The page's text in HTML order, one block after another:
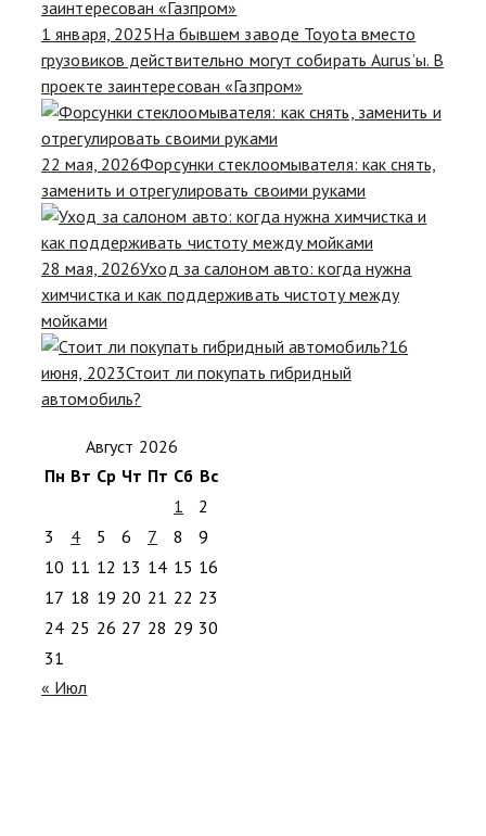
1 января, 2025На бывшем заводе Toyota вместо
грузовиков действительно могут собирать Aurus’ы. В
проекте заинтересован «Газпром»
22 мая, 2026Форсунки стеклоомывателя: как снять,
заменить и отрегулировать своими руками
28 мая, 2026Уход за салоном авто: когда нужна
химчистка и как поддерживать чистоту между
мойками
16
июня, 2023Стоит ли покупать гибридный
автомобиль?
Август 2026
Пн Вт Ср Чт Пт Сб Вс
1
2
3
4 5 6 7 8
9
10 11 12 13 14 15 16
17 18 19 20 21 22 23
24 25 26 27 28 29 30
31
« Июл